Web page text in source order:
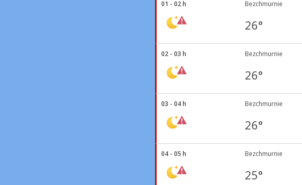
01 - 02 h Bezchmurnie
26°
02 - 03 h Bezchmurnie
26°
03 - 04 h Bezchmurnie
26°
04 - 05 h Bezchmurnie
25°